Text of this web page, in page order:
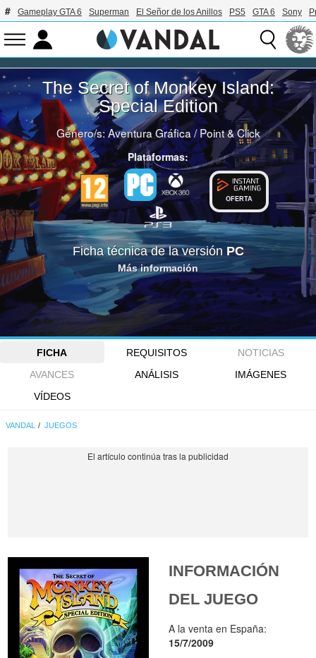
Gameplay GTA 6 Superman El Señor de los Anillos PS5 GTA 6 Sony
The Secret of Monkey Island:
Special Edition
Género/s:Aventura Gráfica/Point & Click
Plataformas:
OFERTA
Ficha técnica de la versión PC
Más información
FICHA REQUISITOS
NOTICIAS
AVANCES
ANÁLISIS
IMÁGENES
VÍDEOS
VANDAL JUEGOS
INFORMACIÓN
DEL JUEGO
A la venta en España:
15/7/2009